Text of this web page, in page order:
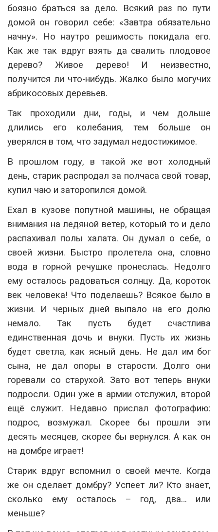
боязно браться за дело. Всякий раз по пути
домой он говорил себе: «Завтра обязательно
начну». Но наутро решимость покидала его.
Как же так вдруг взять да свалить плодовое
дерево? Живое дерево! И неизвестно,
получится ли что-нибудь. Жалко было могучих
абрикосовых деревьев.
Так проходили дни, годы, и чем дольше
длились его колебания, тем больше он
уверялся в том, что задумал недостижимое.
В прошлом году, в такой же вот холодный
день, старик распродал за полчаса свой товар,
купил чаю и заторопился домой.
Ехал в кузове попутной машины, не обращая
внимания на ледяной ветер, который то и дело
распахивал полы халата. Он думал о себе, о
своей жизни. Быстро пролетела она, словно
вода в горной речушке пронеслась. Недолго
ему осталось радоваться солнцу. Да, короток
век человека! Что поделаешь? Всякое было в
жизни. И черных дней выпало на его долю
немало. Так пусть будет счастлива
единственная дочь и внуки. Пусть их жизнь
будет светла, как ясный день. Не дал им бог
сына, не дал опоры в старости. Долго они
горевали со старухой. Зато вот теперь внуки
подросли. Один уже в армии отслужил, второй
ещё служит. Недавно прислал фотографию:
подрос, возмужал. Скорее бы прошли эти
десять месяцев, скорее бы вернулся. А как он
на домбре играет!
Старик вдруг вспомнил о своей мечте. Когда
же он сделает домбру? Успеет ли? Кто знает,
сколько ему осталось – год, два… или
меньше?